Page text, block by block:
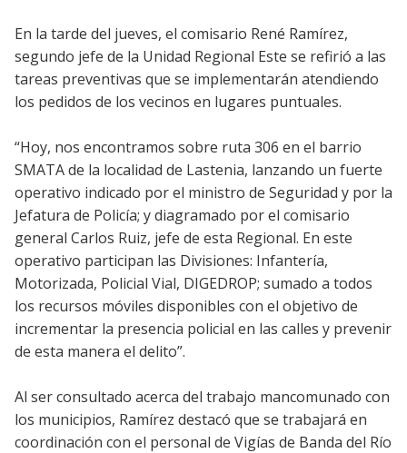
En la tarde del jueves, el comisario René Ramírez,
segundo jefe de la Unidad Regional Este se refirió a las
tareas preventivas que se implementarán atendiendo
los pedidos de los vecinos en lugares puntuales.
“Hoy, nos encontramos sobre ruta 306 en el barrio
SMATA de la localidad de Lastenia, lanzando un fuerte
operativo indicado por el ministro de Seguridad y por la
Jefatura de Policía; y diagramado por el comisario
general Carlos Ruiz, jefe de esta Regional. En este
operativo participan las Divisiones: Infantería,
Motorizada, Policial Vial, DIGEDROP; sumado a todos
los recursos móviles disponibles con el objetivo de
incrementar la presencia policial en las calles y prevenir
de esta manera el delito”.
Al ser consultado acerca del trabajo mancomunado con
los municipios, Ramírez destacó que se trabajará en
coordinación con el personal de Vigías de Banda del Río